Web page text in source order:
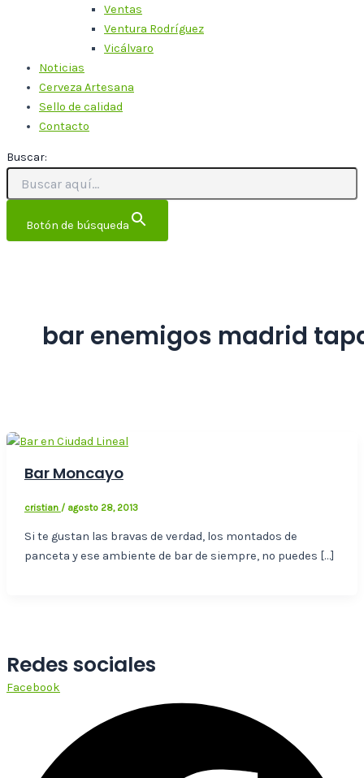
Ventas
Ventura Rodríguez
Vicálvaro
Noticias
Cerveza Artesana
Sello de calidad
Contacto
Buscar:
Botón de búsqueda
bar enemigos madrid
Bar Moncayo
cristian / agosto 28, 2013
Si te gustan las bravas de verdad, los montados de
panceta y ese ambiente de bar de siempre, no puedes […]
Redes sociales
Facebook